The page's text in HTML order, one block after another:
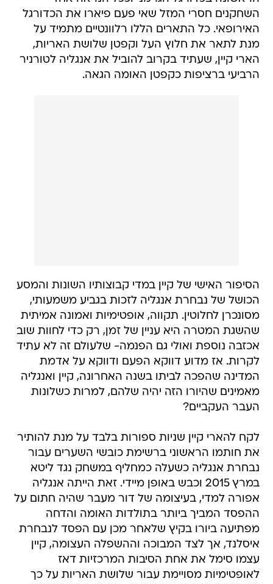
השחקנים חסרי המזל שאי פעם פיארו את הכדורגל
האירופאי. כל התארים הללו רלוונטיים מתמיד על
מנת לתאר את חלוץ העל וקפטן שלושת האריות,
הארי קיין, שעתיד בקרוב להוביל את אנגליה לטורניר
הרביעי ברציפות כקפטן האומה הגאה.
הסיפור האישי של קיין במדי קבוצותיו השונות והמסע
הכושל של נבחרת אנגליה לזכות בגביע משמעותי,
מסונכרן לחלוטין. תקווה, אופטימיות ואמונה אמיתית
שהשגת המטרה היא עניין של זמן, רק כדי לחוות שוב
אכזבה נוספת ואולי גם הפנמה- שלעולם זה לא עתיד
לקרות. אז מדוע דווקא הפעם ודווקא על אדמת
המדינה שהפכה לביתו בשנה האחרונה, קיין ואנגליה
מאמינים שהיורו הזה יהיה שלהם, למרות כשלונות
העבר העקביים?
לקח להארי קיין שניות ספורות בלבד על מנת להותיר
את חותמו הראשוני ברשימת כובשי השערים עבור
נבחרת אנגליה כשעלה כמחליף במשחק נגד ליטא
במרץ 2015 וכבש באופן מיידי. זאת הייתה אנגליה
אפורה למדי, בעיצומה של דור מעבר שהיה חתום על
ההפסד המביך ביותר בתולדות האומה והדחה
מפתיעה ביורו בקיץ שלאחר מכן עם הפסד לנבחרת
איסלנד, אך לצד המבוכה וההשפלה העצומה, קיין
עצמו סימל את אחת הסיבות המרכזיות דאז
לאופטימיות מסויימת עבור שלושת האריות על כך